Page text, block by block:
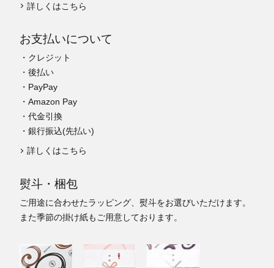
詳しくはこちら
お支払いについて
・クレジット
・後払い
・PayPay
・Amazon Pay
・代金引換
・銀行振込(先払い)
詳しくはこちら
熨斗・梱包
ご用途に合わせたラッピング、熨斗をお選びいただけます。
また季節の掛け紙もご用意しております。